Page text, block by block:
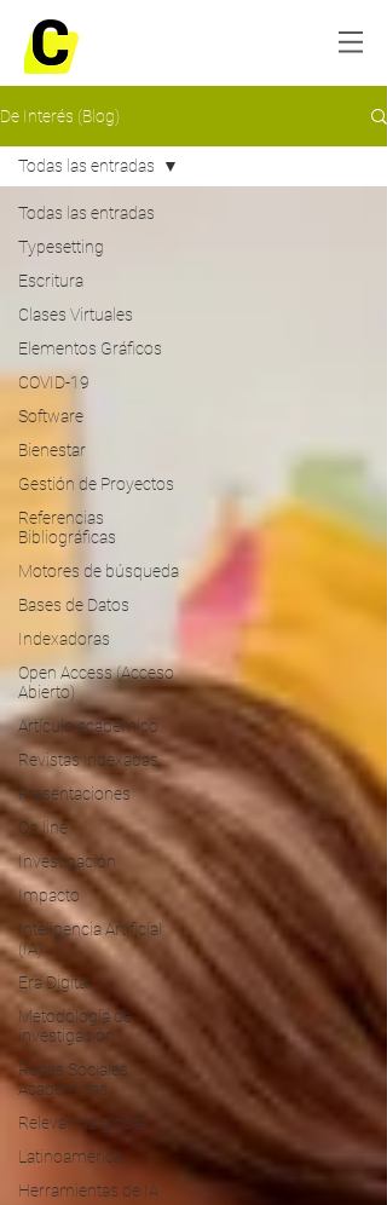
De Interés (Blog)
Todas las entradas
Typesetting
Escritura
Clases Virtuales
Elementos Gráficos
COVID-19
Software
Bienestar
Gestión de Proyectos
Referencias
Bibliográficas
Motores de búsqueda
Bases de Datos
Indexadoras
Open Access (Acceso
Abierto)
Artículo académico
Revistas indexadas
Presentaciones
On line
Investigación
Impacto
Inteligencia Artificial
(IA)
Era Digital
Metodología de
investigación
Redes Sociales
Académicas
Relevancia global
Latinoamérica
Herramientas de IA
Todas las entradas